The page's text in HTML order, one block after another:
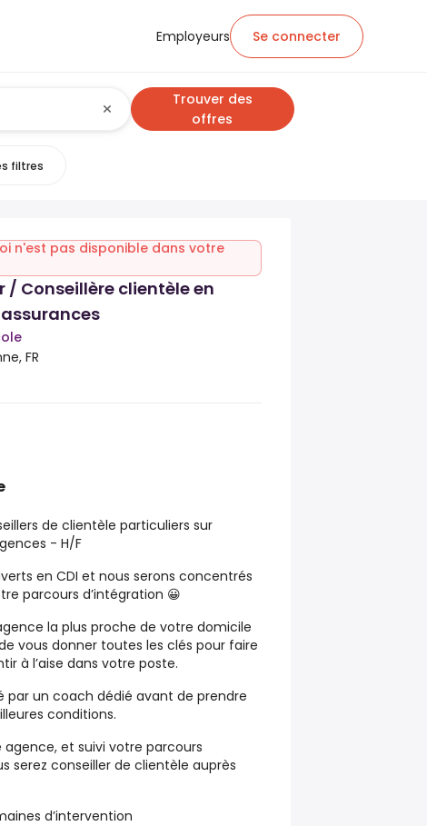
Employeurs Se connecter
Trouver des
offres
filtres
n'est pas disponible dans votre
/ Conseillère clientèle en
FR
de clientèle particuliers sur
- H/F
en CDI et nous serons concentrés
parcours d’intégration 😀
la plus proche de votre domicile
vous donner toutes les clés pour faire
à l’aise dans votre poste.
par un coach dédié avant de prendre
conditions.
et suivi votre parcours
serez conseiller de clientèle auprès
d’intervention